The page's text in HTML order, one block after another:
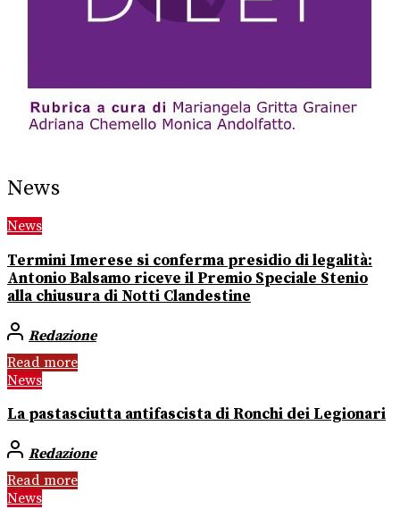
News
News
Termini Imerese si conferma presidio di legalità:
Antonio Balsamo riceve il Premio Speciale Stenio
alla chiusura di Notti Clandestine
Redazione
Read more
News
La pastasciutta antifascista di Ronchi dei Legionari
Redazione
Read more
News